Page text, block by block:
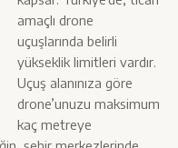
amaçlı drone
uçuşlarında belirli
yükseklik limitleri vardır.
Uçuş alanınıza göre
drone’unuzu maksimum
kaç metreye